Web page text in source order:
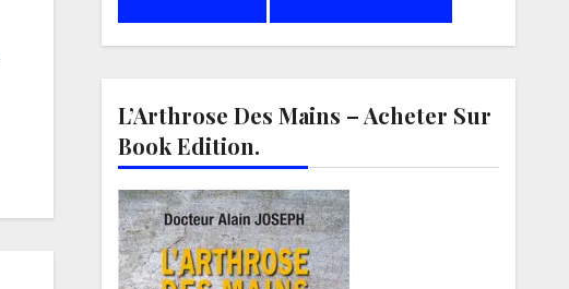
L’Arthrose Des Mains – Acheter Sur
Book Edition.